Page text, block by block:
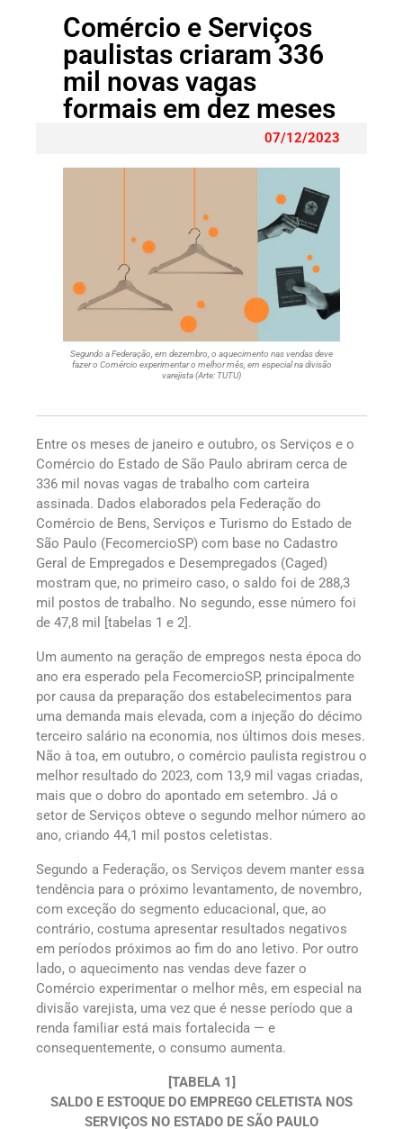
Comércio e Serviços
paulistas criaram 336
mil novas vagas
formais em dez meses
07/12/2023
Segundo a Federação, em dezembro, o aquecimento nas vendas deve
fazer o Comércio experimentar o melhor mês, em especial na divisão
varejista (Arte: TUTU)
Entre os meses de janeiro e outubro, os Serviços e o
Comércio do Estado de São Paulo abriram cerca de
336 mil novas vagas de trabalho com carteira
assinada. Dados elaborados pela Federação do
Comércio de Bens, Serviços e Turismo do Estado de
São Paulo (FecomercioSP) com base no Cadastro
Geral de Empregados e Desempregados (Caged)
mostram que, no primeiro caso, o saldo foi de 288,3
mil postos de trabalho. No segundo, esse número foi
de 47,8 mil [tabelas 1 e 2].
Um aumento na geração de empregos nesta época do
ano era esperado pela FecomercioSP, principalmente
por causa da preparação dos estabelecimentos para
uma demanda mais elevada, com a injeção do décimo
terceiro salário na economia, nos últimos dois meses.
Não à toa, em outubro, o comércio paulista registrou o
melhor resultado do 2023, com 13,9 mil vagas criadas,
mais que o dobro do apontado em setembro. Já o
setor de Serviços obteve o segundo melhor número ao
ano, criando 44,1 mil postos celetistas.
Segundo a Federação, os Serviços devem manter essa
tendência para o próximo levantamento, de novembro,
com exceção do segmento educacional, que, ao
contrário, costuma apresentar resultados negativos
em períodos próximos ao fim do ano letivo. Por outro
lado, o aquecimento nas vendas deve fazer o
Comércio experimentar o melhor mês, em especial na
divisão varejista, uma vez que é nesse período que a
renda familiar está mais fortalecida — e
consequentemente, o consumo aumenta.
[TABELA 1]
SALDO E ESTOQUE DO EMPREGO CELETISTA NOS
SERVIÇOS NO ESTADO DE SÃO PAULO